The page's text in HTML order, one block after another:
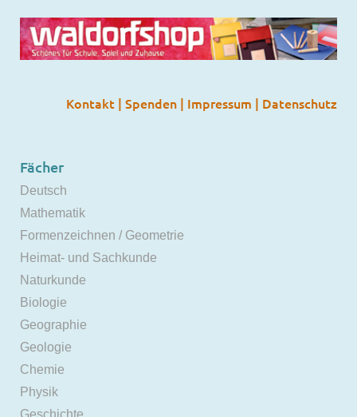
Kontakt | Spenden | Impressum | Datenschutz
Fächer
Deutsch
Mathematik
Formenzeichnen / Geometrie
Heimat- und Sachkunde
Naturkunde
Biologie
Geographie
Geologie
Chemie
Physik
Geschichte